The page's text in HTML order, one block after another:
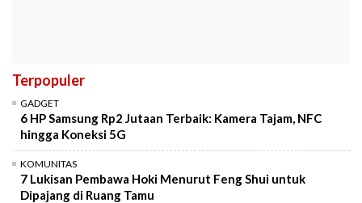
Terpopuler
GADGET
6 HP Samsung Rp2 Jutaan Terbaik: Kamera Tajam, NFC
hingga Koneksi 5G
KOMUNITAS
7 Lukisan Pembawa Hoki Menurut Feng Shui untuk
Dipajang di Ruang Tamu